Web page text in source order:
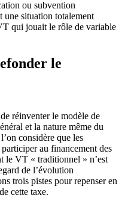
ou subvention
une situation totalement
qui jouait le rôle de variable
le
réinventer le modèle de
et la nature même du
considère que les
au financement des
le VT « traditionnel » n’est
de l’évolution
trois pistes pour repenser en
cette taxe.